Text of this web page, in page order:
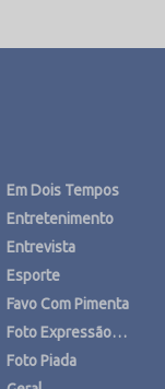
Em Dois Tempos
Entretenimento
Entrevista
Esporte
Favo Com Pimenta
Foto Expressão…
Foto Piada